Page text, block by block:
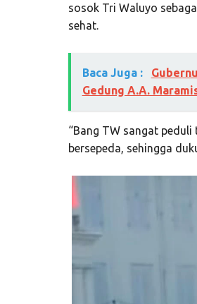
sosok Tri Waluyo
sehat.
Baca Juga :
Gedung A.A.
“Bang TW sangat
bersepeda, sehingga